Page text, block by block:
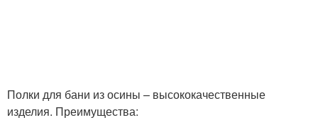
Полки для бани из осины – высококачественные
изделия. Преимущества: